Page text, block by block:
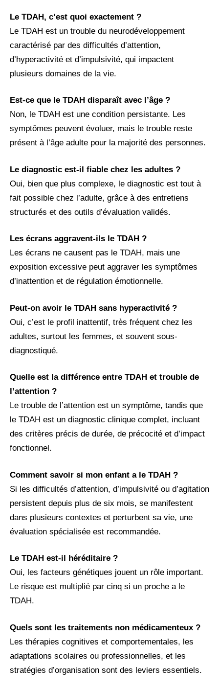
Le TDAH, c’est quoi exactement ?
Le TDAH est un trouble du neurodéveloppement
caractérisé par des difficultés d’attention,
d’hyperactivité et d’impulsivité, qui impactent
plusieurs domaines de la vie.
Est-ce que le TDAH disparaît avec l’âge ?
Non, le TDAH est une condition persistante. Les
symptômes peuvent évoluer, mais le trouble reste
présent à l’âge adulte pour la majorité des personnes.
Le diagnostic est-il fiable chez les adultes ?
Oui, bien que plus complexe, le diagnostic est tout à
fait possible chez l’adulte, grâce à des entretiens
structurés et des outils d’évaluation validés.
Les écrans aggravent-ils le TDAH ?
Les écrans ne causent pas le TDAH, mais une
exposition excessive peut aggraver les symptômes
d’inattention et de régulation émotionnelle.
Peut-on avoir le TDAH sans hyperactivité ?
Oui, c’est le profil inattentif, très fréquent chez les
adultes, surtout les femmes, et souvent sous-
diagnostiqué.
Quelle est la différence entre TDAH et trouble de
l’attention ?
Le trouble de l’attention est un symptôme, tandis que
le TDAH est un diagnostic clinique complet, incluant
des critères précis de durée, de précocité et d’impact
fonctionnel.
Comment savoir si mon enfant a le TDAH ?
Si les difficultés d’attention, d’impulsivité ou d’agitation
persistent depuis plus de six mois, se manifestent
dans plusieurs contextes et perturbent sa vie, une
évaluation spécialisée est recommandée.
Le TDAH est-il héréditaire ?
Oui, les facteurs génétiques jouent un rôle important.
Le risque est multiplié par cinq si un proche a le
TDAH.
Quels sont les traitements non médicamenteux ?
Les thérapies cognitives et comportementales, les
adaptations scolaires ou professionnelles, et les
stratégies d’organisation sont des leviers essentiels.